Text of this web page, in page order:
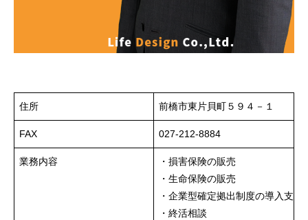
住所 前橋市東片貝町５９４－１
FAX 027-212-8884
業務内容
・損害保険の販売
・生命保険の販売
・企業型確定拠出制度の導入支援
・終活相談